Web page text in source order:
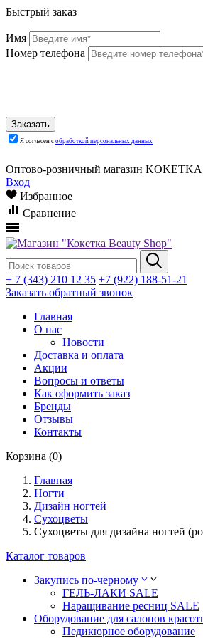
Быстрый заказ
Имя
Номер телефона
Я согласен с обработкой персональных данных
Оптово-розничный магазин KOKETKA
Вход
Избранное
Сравнение
+ 7 (343) 210 12 35 +7 (922) 188-51-21
Заказать обратный звонок
Главная
О нас
Новости
Доставка и оплата
Акции
Вопросы и ответы
Как оформить заказ
Бренды
Отзывы
Контакты
Корзина (0)
Главная
Ногти
Дизайн ногтей
Сухоцветы
Сухоцветы для дизайна ногтей
Каталог товаров
Закупись по-черному
ГЕЛЬ-ЛАКИ SALE
Наращивание ресниц SALE
Оборудование для салонов
Педикюрное оборудование